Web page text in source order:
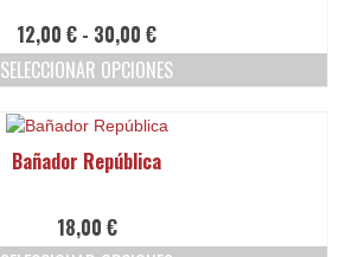
12,00 € - 30,00 €Rango
de
precios:
12,00 €
hasta
30,00 €
SELECCIONAR OPCIONES
producto
múltiples
Las
opciones
Bañador República
18,00 €